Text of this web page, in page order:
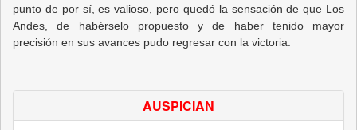
punto de por sí, es valioso, pero quedó la sensación de que Los
Andes, de habérselo propuesto y de haber tenido mayor
precisión en sus avances pudo regresar con la victoria.
AUSPICIAN